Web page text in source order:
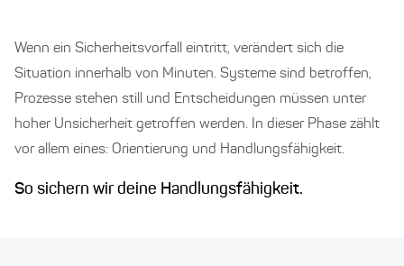
Wenn ein Sicherheitsvorfall eintritt, verändert sich die
Situation innerhalb von Minuten. Systeme sind betroffen,
Prozesse stehen still und Entscheidungen müssen unter
hoher Unsicherheit getroffen werden. In dieser Phase zählt
vor allem eines: Orientierung und Handlungsfähigkeit.
So sichern wir deine Handlungsfähigkeit.